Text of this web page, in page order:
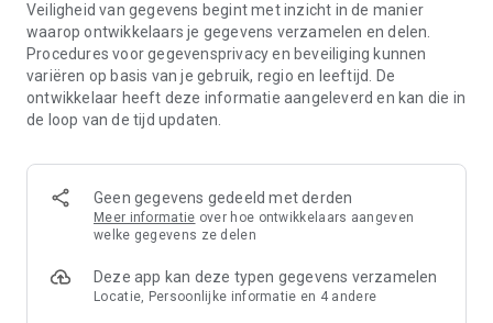
Meer dan 140 luxe merken aan beauty producten
Shop uit een ruim assortiment van parfum, make-up,
skincare en haarverzorging van merken zoals Kérastase, YSL,
Guerlain, Lancôme, Clinique en Estée Lauder.
Geniet van de voordelen van het Beauty Member Programma
bij elke aankoop. Bekijk je puntensaldo en vouchers direct in
de app, en schud je telefoon om je Beauty Member Card in de
winkel te tonen.
Of je nu thuis bent of onderweg: in de app heb je altijd
toegang tot jouw wishlist, winkelmandje, bestelhistorie en
Veiligheid van gegevens begint met inzicht in de manier
waarop ontwikkelaars je gegevens verzamelen en delen.
Procedures voor gegevensprivacy en beveiliging kunnen
variëren op basis van je gebruik, regio en leeftijd. De
ontwikkelaar heeft deze informatie aangeleverd en kan die in
de loop van de tijd updaten.
Geen gegevens gedeeld met derden
Meer informatie over hoe ontwikkelaars aangeven
welke gegevens ze delen
Deze app kan deze typen gegevens verzamelen
Locatie, Persoonlijke informatie en 4 andere